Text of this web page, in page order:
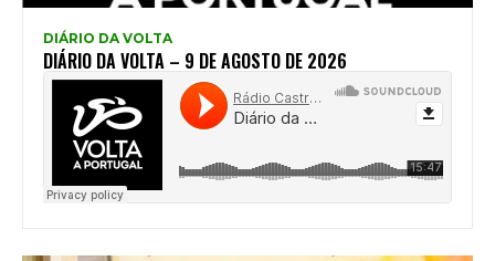
DIÁRIO DA VOLTA
DIÁRIO DA VOLTA – 9 DE AGOSTO DE 2026